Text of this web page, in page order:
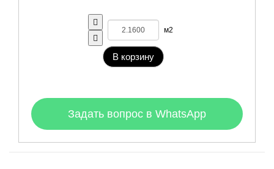
м2
В корзину
Задать вопрос в WhatsApp